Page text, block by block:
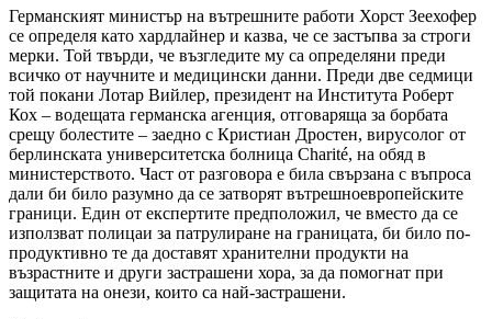
Германският министър на вътрешните работи Хорст Зеехофер
се определя като хардлайнер и казва, че се застъпва за строги
мерки. Той твърди, че възгледите му са определяни преди
всичко от научните и медицински данни. Преди две седмици
той покани Лотар Вийлер, президент на Института Роберт
Кох – водещата германска агенция, отговаряща за борбата
срещу болестите – заедно с Кристиан Дростен, вирусолог от
берлинската университетска болница Charité, на обяд в
министерството. Част от разговора е била свързана с въпроса
дали би било разумно да се затворят вътрешноевропейските
граници. Един от експертите предположил, че вместо да се
използват полицаи за патрулиране на границата, би било по-
продуктивно те да доставят хранителни продукти на
възрастните и други застрашени хора, за да помогнат при
защитата на онези, които са най-застрашени.